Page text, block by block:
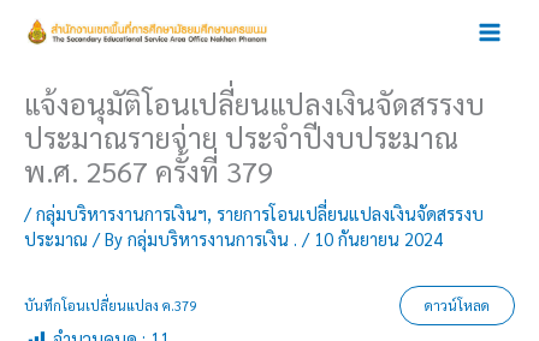
แจ้งอนุมัติโอนเปลี่ยนแปลงเงินจัดสรรงบ
ประมาณรายจ่าย ประจำปีงบประมาณ
พ.ศ. 2567 ครั้งที่ 379
/กลุ่มบริหารงานการเงินฯ, รายการโอนเปลี่ยนแปลงเงินจัดสรรงบ
ประมาณ / By กลุ่มบริหารงานการเงิน . / 10 กันยายน 2024
บันทึกโอนเปลี่ยนแปลง ค.379 ดาวน์โหลด